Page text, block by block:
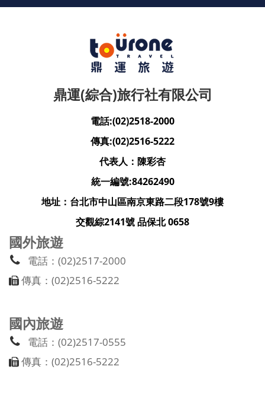
鼎運(綜合)旅行社有限公司
電話:(02)2518-2000
傳真:(02)2516-5222
代表人：陳彩杏
統一編號:84262490
地址：台北市中山區南京東路二段178號9樓
交觀綜2141號 品保北 0658
國外旅遊
電話：(02)2517-2000
傳真：(02)2516-5222
國內旅遊
電話：(02)2517-0555
傳真：(02)2516-5222